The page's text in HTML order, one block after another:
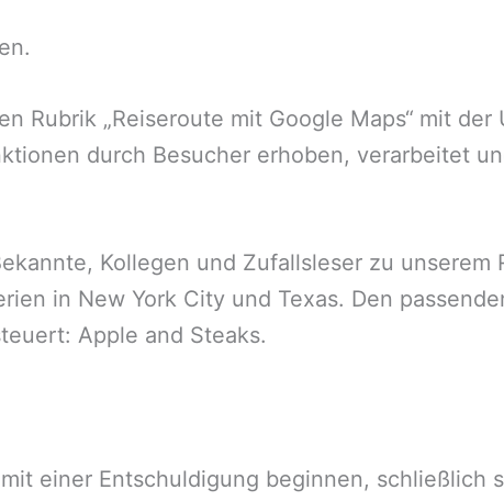
Rubrik „Reiseroute mit Google Maps“ mit der
durch Besucher erhoben, verarbeitet
Kollegen und Zufallsleser zu unserem
in New York City und Texas. Den
Apple and Steaks.
einer Entschuldigung beginnen, schließlich